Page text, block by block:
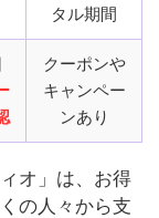
タル期間
クーポンや
キャンペー
ンあり
オ」は、お得
の人々から支